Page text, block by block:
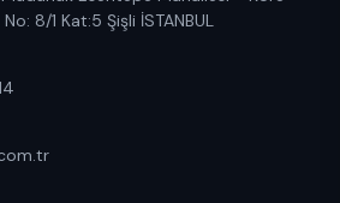
8/1 Kat:5 Şişli İSTANBUL